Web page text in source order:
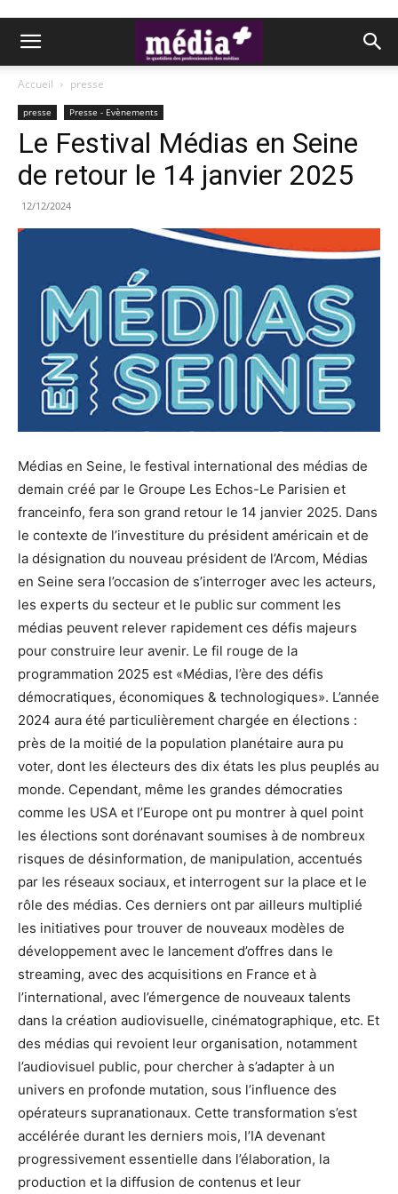
Accueil presse
presse Presse - Evènements
Le Festival Médias en Seine
de retour le 14 janvier 2025
12/12/2024
Médias en Seine, le festival international des médias de
demain créé par le Groupe Les Echos-Le Parisien et
franceinfo, fera son grand retour le 14 janvier 2025. Dans
le contexte de l’investiture du président américain et de
la désignation du nouveau président de l’Arcom, Médias
en Seine sera l’occasion de s’interroger avec les acteurs,
les experts du secteur et le public sur comment les
médias peuvent relever rapidement ces défis majeurs
pour construire leur avenir. Le fil rouge de la
programmation 2025 est «Médias, l’ère des défis
démocratiques, économiques & technologiques». L’année
2024 aura été particulièrement chargée en élections :
près de la moitié de la population planétaire aura pu
voter, dont les électeurs des dix états les plus peuplés au
monde. Cependant, même les grandes démocraties
comme les USA et l’Europe ont pu montrer à quel point
les élections sont dorénavant soumises à de nombreux
risques de désinformation, de manipulation, accentués
par les réseaux sociaux, et interrogent sur la place et le
rôle des médias. Ces derniers ont par ailleurs multiplié
les initiatives pour trouver de nouveaux modèles de
développement avec le lancement d’offres dans le
streaming, avec des acquisitions en France et à
l’international, avec l’émergence de nouveaux talents
dans la création audiovisuelle, cinématographique, etc. Et
des médias qui revoient leur organisation, notamment
l’audiovisuel public, pour chercher à s’adapter à un
univers en profonde mutation, sous l’influence des
opérateurs supranationaux. Cette transformation s’est
accélérée durant les derniers mois, l’IA devenant
progressivement essentielle dans l’élaboration, la
production et la diffusion de contenus et leur